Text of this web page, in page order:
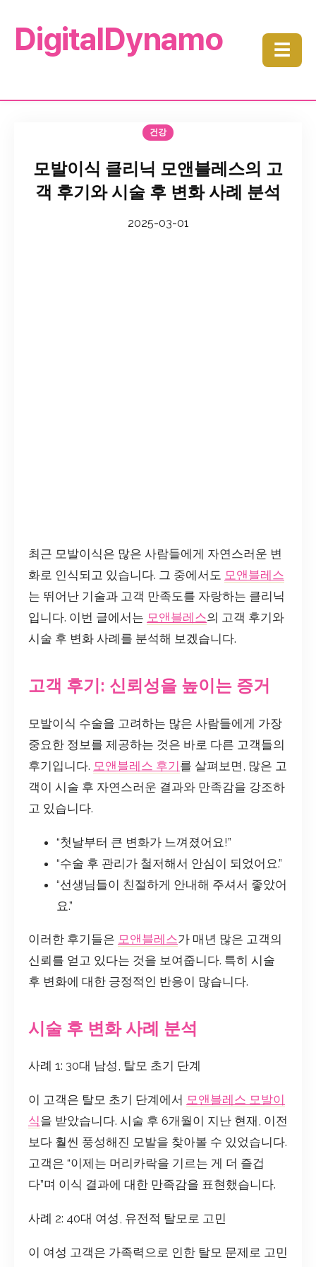
DigitalDynamo ☰
건강
모발이식 클리닉 모앤블레스의 고
객 후기와 시술 후 변화 사례 분석
2025-03-01
최근 모발이식은 많은 사람들에게 자연스러운 변
화로 인식되고 있습니다. 그 중에서도 모앤블레스
는 뛰어난 기술과 고객 만족도를 자랑하는 클리닉
입니다. 이번 글에서는 모앤블레스의 고객 후기와
시술 후 변화 사례를 분석해 보겠습니다.
고객 후기: 신뢰성을 높이는 증거
모발이식 수술을 고려하는 많은 사람들에게 가장
중요한 정보를 제공하는 것은 바로 다른 고객들의
후기입니다. 모앤블레스 후기를 살펴보면, 많은 고
객이 시술 후 자연스러운 결과와 만족감을 강조하
고 있습니다.
“첫날부터 큰 변화가 느껴졌어요!”
“수술 후 관리가 철저해서 안심이 되었어요.”
“선생님들이 친절하게 안내해 주셔서 좋았어
요.”
이러한 후기들은 모앤블레스가 매년 많은 고객의
신뢰를 얻고 있다는 것을 보여줍니다. 특히 시술
후 변화에 대한 긍정적인 반응이 많습니다.
시술 후 변화 사례 분석
사례 1: 30대 남성, 탈모 초기 단계
이 고객은 탈모 초기 단계에서 모앤블레스 모발이
식을 받았습니다. 시술 후 6개월이 지난 현재, 이전
보다 훨씬 풍성해진 모발을 찾아볼 수 있었습니다.
고객은 “이제는 머리카락을 기르는 게 더 즐겁
다”며 이식 결과에 대한 만족감을 표현했습니다.
사례 2: 40대 여성, 유전적 탈모로 고민
이 여성 고객은 가족력으로 인한 탈모 문제로 고민